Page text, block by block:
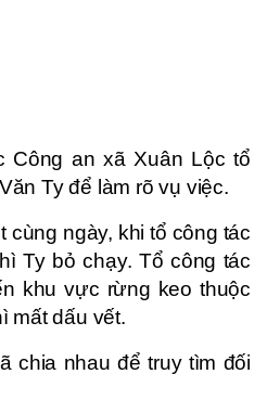
Công an xã Xuân Lộc tổ
Ty để làm rõ vụ việc.
cùng ngày, khi tổ công tác
Ty bỏ chạy. Tổ công tác
khu vực rừng keo thuộc
mất dấu vết.
chia nhau để truy tìm đối